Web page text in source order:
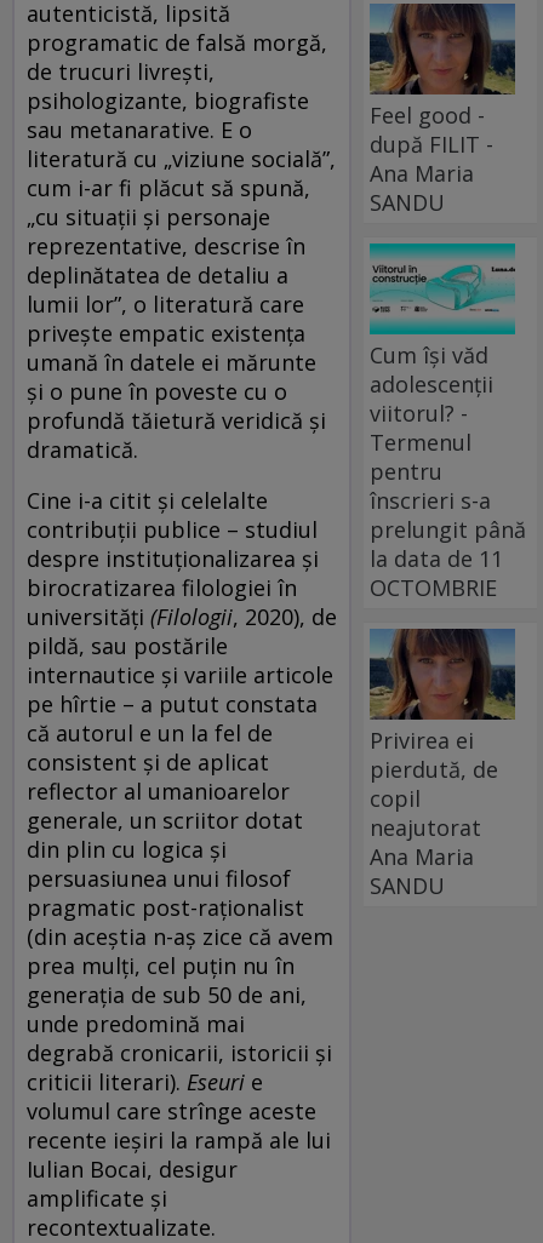
autenticistă, lipsită
programatic de falsă morgă,
de trucuri livrești,
psihologizante, biografiste
sau metanarative. E o
literatură cu „viziune socială”,
cum i-ar fi plăcut să spună,
„cu situații și personaje
reprezentative, descrise în
deplinătatea de detaliu a
lumii lor”, o literatură care
privește empatic existența
umană în datele ei mărunte
și o pune în poveste cu o
profundă tăietură veridică și
dramatică.
Cine i-a citit și celelalte
contribuții publice – studiul
despre instituționalizarea și
birocratizarea filologiei în
universități (Filologii, 2020), de
pildă, sau postările
internautice și variile articole
pe hîrtie – a putut constata
că autorul e un la fel de
consistent și de aplicat
reflector al umanioarelor
generale, un scriitor dotat
din plin cu logica și
persuasiunea unui filosof
pragmatic post-raționalist
(din aceștia n-aș zice că avem
prea mulți, cel puțin nu în
generația de sub 50 de ani,
unde predomină mai
degrabă cronicarii, istoricii și
criticii literari). Eseuri e
volumul care strînge aceste
recente ieșiri la rampă ale lui
Iulian Bocai, desigur
amplificate și
recontextualizate.
Feel good -
după FILIT -
Ana Maria
SANDU
Cum își văd
adolescenții
viitorul? -
Termenul
pentru
înscrieri s-a
prelungit până
la data de 11
OCTOMBRIE
Privirea ei
pierdută, de
copil
neajutorat
Ana Maria
SANDU